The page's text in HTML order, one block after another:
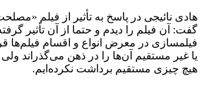
هادی نائیجی در پاسخ به تأثیر از فیلم
گفت: آن فیلم را دیدم و حتما از آن تأثیر
فیلمسازی در معرض انواع و اقسام فیلم‌ها
یا غیر مستقیم آن‌ها را در ذهن می‌گذراند ولی
هیچ چیزی مستقیم برداشت نکرده‌ایم.